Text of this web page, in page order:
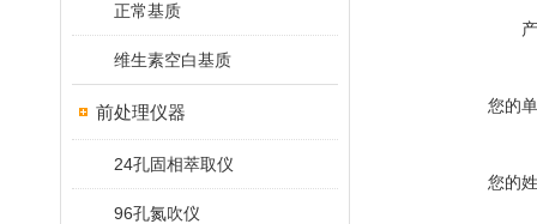
正常基质
维生素空白基质
前处理仪器
24孔固相萃取仪
96孔氮吹仪
您的
您的